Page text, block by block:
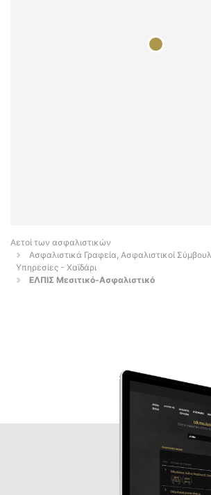
Αετοί των ασφαλιστικών
Ασφαλιστικά Γραφεία, Ασφαλιστικοί
Υπηρεσίες - Χαϊδάρι
ΕΛΠΙΣ Μεσιτικό-Ασφαλιστικό